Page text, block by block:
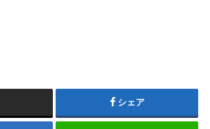
シェア